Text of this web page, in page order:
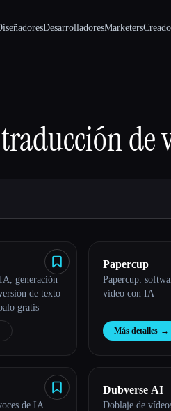
DesarrolladoresMarketers
de
generación
de texto
gratis
Papercup
Papercup:
vídeo con IA
Más detalles →
de IA
Dubverse AI
Doblaje de